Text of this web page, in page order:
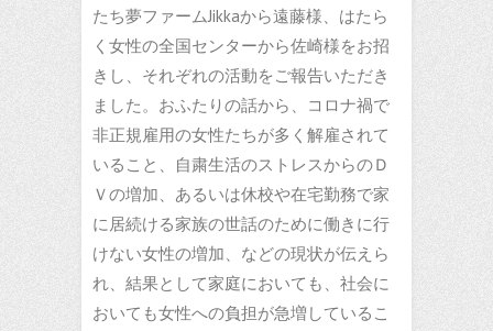
たち夢ファームJikkaから遠藤様、はたら
く女性の全国センターから佐崎様をお招
きし、それぞれの活動をご報告いただき
ました。おふたりの話から、コロナ禍で
非正規雇用の女性たちが多く解雇されて
いること、自粛生活のストレスからのＤ
Ｖの増加、あるいは休校や在宅勤務で家
に居続ける家族の世話のために働きに行
けない女性の増加、などの現状が伝えら
れ、結果として家庭においても、社会に
おいても女性への負担が急増しているこ